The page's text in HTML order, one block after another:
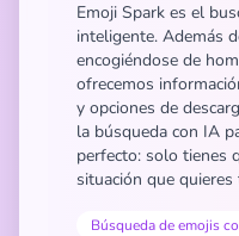
Emoji Spark es el
inteligente. Además
encogiéndose de
ofrecemos
y opciones de
la búsqueda con IA
perfecto: solo tienes
situación que
Búsqueda de emojis